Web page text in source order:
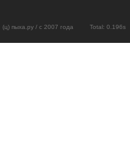
(ц) пыха.ру / с 2007 года Total: